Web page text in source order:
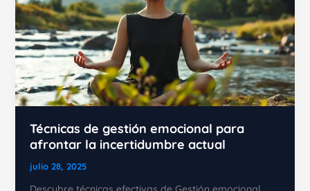
trabajo
remoto
Técnicas de gestión emocional para
afrontar la incertidumbre actual
julio 28, 2025